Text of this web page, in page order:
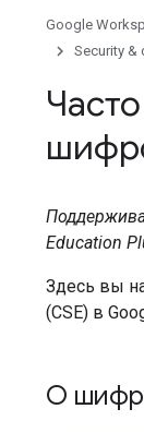
Google
Security &
Education
Здесь вы
(CSE) в
О